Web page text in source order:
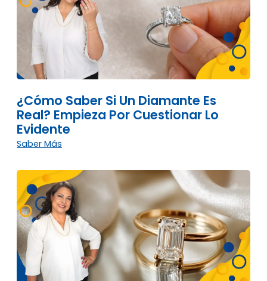
¿Cómo Saber Si Un Diamante Es
Real? Empieza Por Cuestionar Lo
Evidente
Saber Más